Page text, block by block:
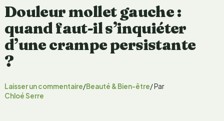
Douleur mollet gauche :
quand faut-il s’inquiéter
d’une crampe persistante
?
Laisser un commentaire/Beauté & Bien-être/ Par
Chloé Serre